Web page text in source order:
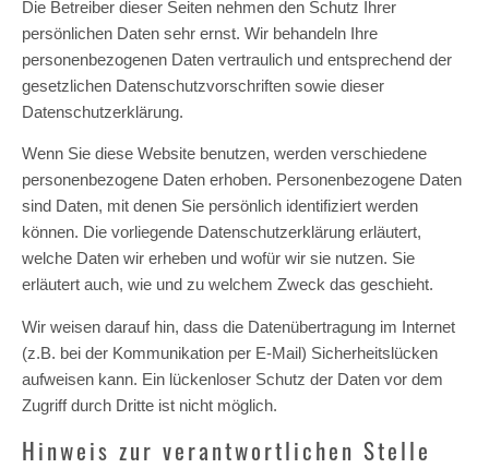
Die Betreiber dieser Seiten nehmen den Schutz Ihrer
persönlichen Daten sehr ernst. Wir behandeln Ihre
personenbezogenen Daten vertraulich und entsprechend der
gesetzlichen Datenschutzvorschriften sowie dieser
Datenschutzerklärung.
Wenn Sie diese Website benutzen, werden verschiedene
personenbezogene Daten erhoben. Personenbezogene Daten
sind Daten, mit denen Sie persönlich identifiziert werden
können. Die vorliegende Datenschutzerklärung erläutert,
welche Daten wir erheben und wofür wir sie nutzen. Sie
erläutert auch, wie und zu welchem Zweck das geschieht.
Wir weisen darauf hin, dass die Datenübertragung im Internet
(z.B. bei der Kommunikation per E-Mail) Sicherheitslücken
aufweisen kann. Ein lückenloser Schutz der Daten vor dem
Zugriff durch Dritte ist nicht möglich.
Hinweis zur verantwortlichen Stelle